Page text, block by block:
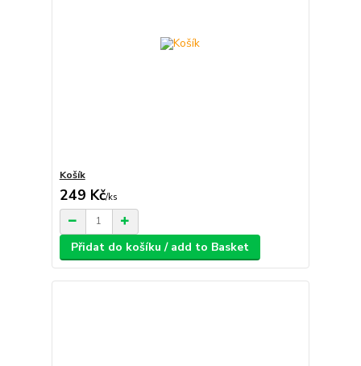
Košík
249 Kč/ks
Přidat do košíku / add to Basket